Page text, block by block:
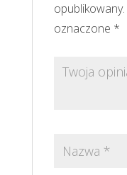
opublikowany.
oznaczone *